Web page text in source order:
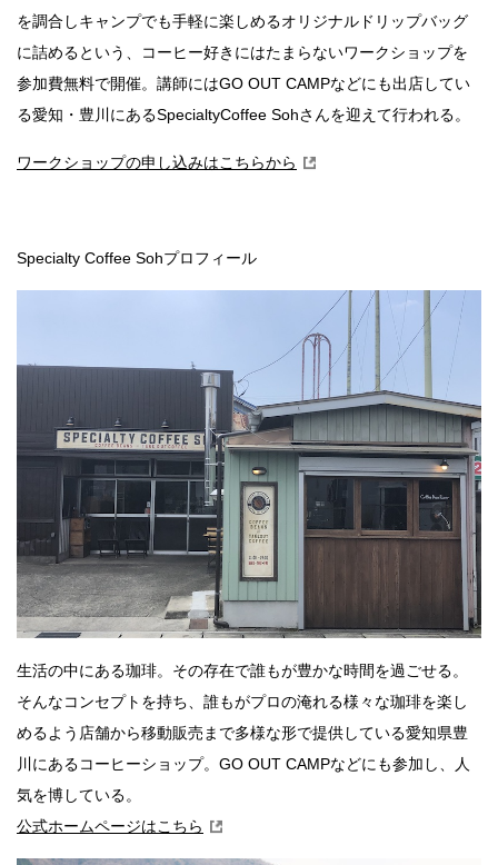
を調合しキャンプでも手軽に楽しめるオリジナルドリップバッグ
に詰めるという、コーヒー好きにはたまらないワークショップを
参加費無料で開催。講師にはGO OUT CAMPなどにも出店してい
る愛知・豊川にあるSpecialtyCoffee Sohさんを迎えて行われる。
ワークショップの申し込みはこちらから
Specialty Coffee Sohプロフィール
生活の中にある珈琲。その存在で誰もが豊かな時間を過ごせる。
そんなコンセプトを持ち、誰もがプロの淹れる様々な珈琲を楽し
めるよう店舗から移動販売まで多様な形で提供している愛知県豊
川にあるコーヒーショップ。GO OUT CAMPなどにも参加し、人
気を博している。
公式ホームページはこちら